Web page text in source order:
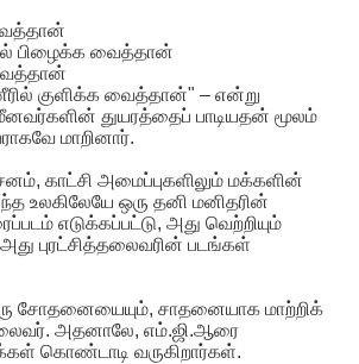
பிழைக்க வைத்தான்
குளிக்க வைத்தான்" – என்று
மீனவர்களின் துயரத்தைப் பாடியதன் மூலம்
மாறினார்.
காட்சி அமைப்புகளிலும் மக்களின்
உலகிலேயே ஒரு தனி மனிதரின்
எடுக்கப்பட்டு, அது வெற்றியும்
புரட்சித்தலைவரின் படங்கள்
சோதனையையும், சாதனையாக மாற்றிக்
அதனாலே, எம்.ஜி.ஆரை
கொண்டாடி வருகிறார்கள்.